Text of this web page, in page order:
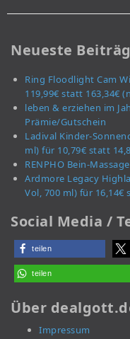
Neueste
Ring Floodlight Cam
119,99€ statt 163,34€
leben & erziehen im
Prämie/Gutschein
Ladival Kinder-
ml) für 10,79€ statt
RENPHO Bein-
Ardmore Legacy
Vol, 700 ml) für 16,14€
Social Media /
teilen
teilen
Über
Impressum